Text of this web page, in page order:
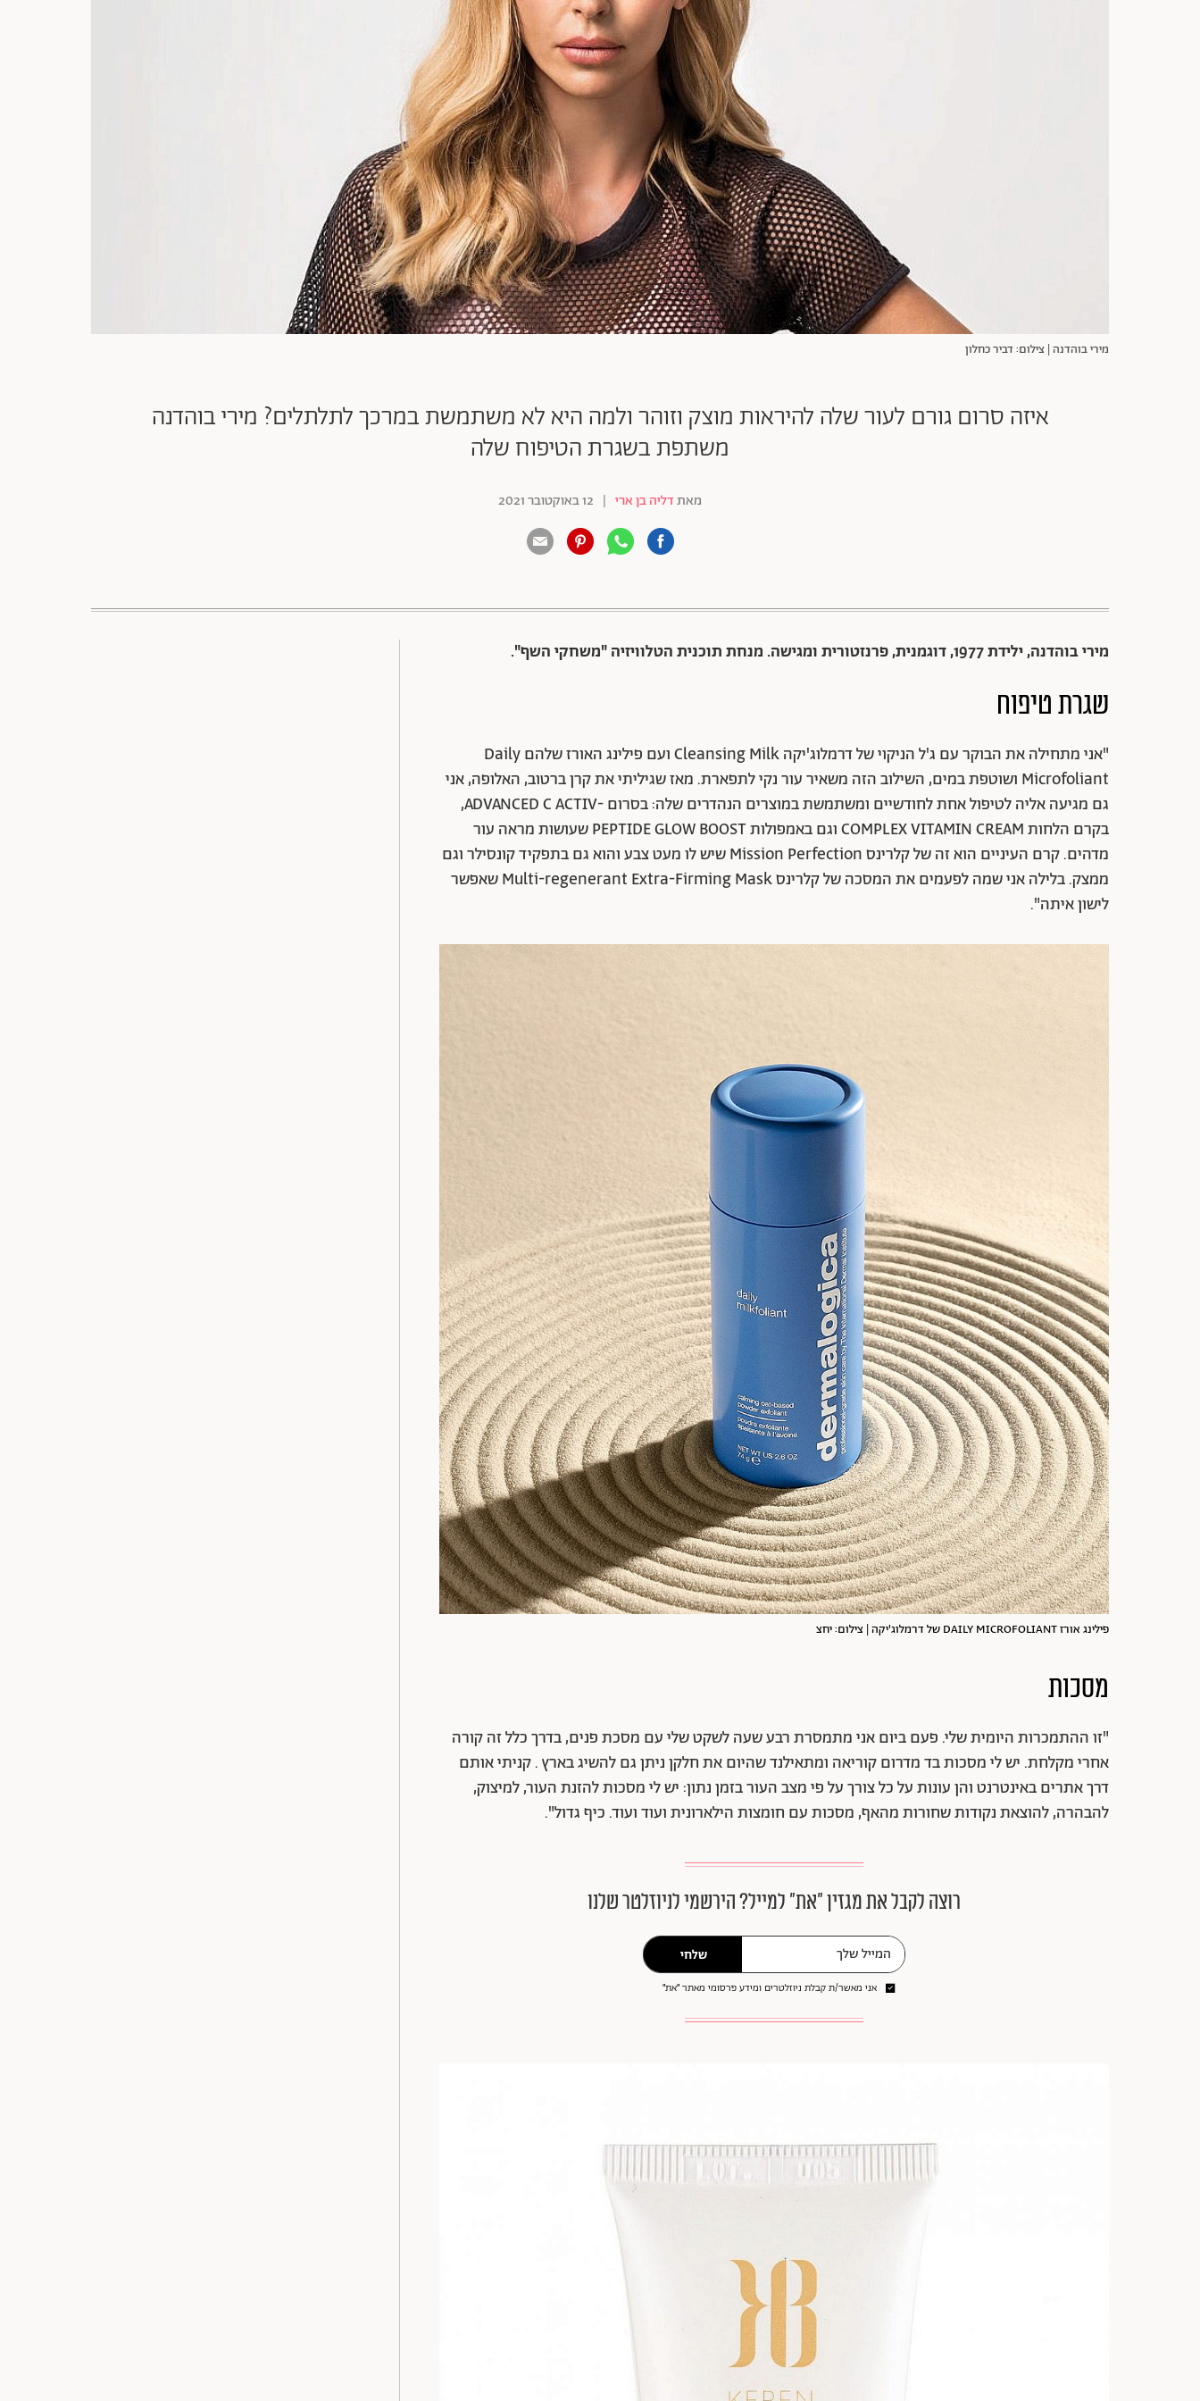
מירי בוהדנה | צילום: דביר כחלון
איזה סרום גורם לעור שלה להיראות מוצק וזוהר ולמה היא לא משתמשת במרכך לתלתלים? מירי בוהדנה
משתפת בשגרת הטיפוח שלה
מאתדליה בן ארי | 12 באוקטובר 2021
מירי בוהדנה, ילידת 1977, דוגמנית, פרנזטורית ומגישה. מנחת תוכנית הטלוויזיה "משחקי השף".
שגרת טיפוח
"אני מתחילה את הבוקר עם ג'ל הניקוי של דרמלוג'יקה Cleansing Milk ועם פילינג האורז שלהם Daily
Microfoliant ושוטפת במים, השילוב הזה משאיר עור נקי לתפארת. מאז שגיליתי את קרן ברטוב, האלופה, אני
גם מגיעה אליה לטיפול אחת לחודשיים ומשתמשת במוצרים הנהדרים שלה: בסרום -ADVANCED C ACTIV,
בקרם הלחות COMPLEX VITAMIN CREAM וגם באמפולות PEPTIDE GLOW BOOST שעושות מראה עור
מדהים. קרם העיניים הוא זה של קלרינס Mission Perfection שיש לו מעט צבע והוא גם בתפקיד קונסילר וגם
ממצק. בלילה אני שמה לפעמים את המסכה של קלרינס Multi-regenerant Extra-Firming Mask שאפשר
לישון איתה".
פילינג אורז DAILY MICROFOLIANT של דרמלוג'יקה | צילום: יחצ
מסכות
"זו ההתמכרות היומית שלי. פעם ביום אני מתמסרת רבע שעה לשקט שלי עם מסכת פנים, בדרך כלל זה קורה
אחרי מקלחת. יש לי מסכות בד מדרום קוריאה ומתאילנד שהיום את חלקן ניתן גם להשיג בארץ . קניתי אותם
דרך אתרים באינטרנט והן עונות על כל צורך על פי מצב העור בזמן נתון: יש לי מסכות להזנת העור, למיצוק,
להבהרה, להוצאת נקודות שחורות מהאף, מסכות עם חומצות הילארונית ועוד ועוד. כיף גדול".
רוצה לקבל את מגזין ״את״ למייל? הירשמי לניוזלטר שלנו
שלחי
אני מאשר/ת קבלת ניוזלטרים ומידע פרסומי מאתר ״את״